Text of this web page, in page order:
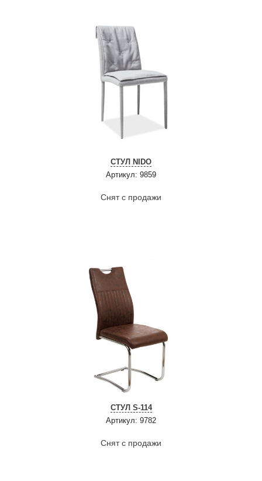
СТУЛ NIDO
Артикул: 9859
Снят с продажи
СТУЛ S-114
Артикул: 9782
Снят с продажи